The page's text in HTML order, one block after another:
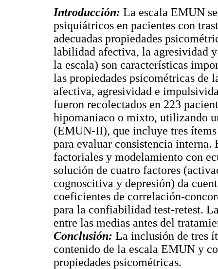
Introducción: La escala EMUN
psiquiátricos en pacientes con
adecuadas propiedades
labilidad afectiva, la agresividad
la escala) son características
las propiedades psicométricas
afectiva, agresividad e
fueron recolectados en 223
hipomaniaco o mixto, utilizando
(EMUN-II), que incluye tres
para evaluar consistencia interna.
factoriales y modelamiento con
solución de cuatro factores
cognoscitiva y depresión) da
coeficientes de correlación-
para la confiabilidad test-retest.
entre las medias antes del
Conclusión: La inclusión de tres
contenido de la escala EMUN y
propiedades psicométricas.